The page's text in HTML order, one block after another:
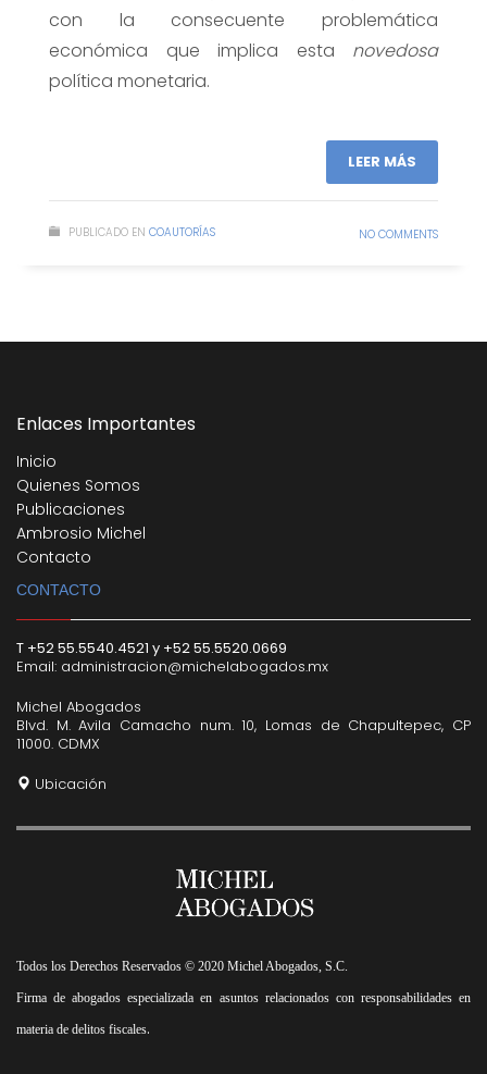
con la consecuente problemática
económica que implica esta novedosa
política monetaria.
LEER MÁS
PUBLICADO EN COAUTORÍAS NO COMMENTS
Enlaces Importantes
Inicio
Quienes Somos
Publicaciones
Ambrosio Michel
Contacto
CONTACTO
T +52 55.5540.4521 y +52 55.5520.0669
Email: administracion@michelabogados.mx
Michel Abogados
Blvd. M. Avila Camacho num. 10, Lomas de Chapultepec, CP
11000. CDMX
Ubicación
Todos los Derechos Reservados © 2020 Michel Abogados, S.C.
Firma de abogados especializada en asuntos relacionados con responsabilidades en
materia de delitos fiscales.